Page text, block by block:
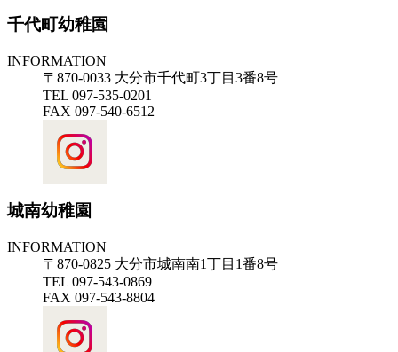
千代町幼稚園
INFORMATION
〒870-0033 大分市千代町3丁目3番8号
TEL 097-535-0201
FAX 097-540-6512
城南幼稚園
INFORMATION
〒870-0825 大分市城南南1丁目1番8号
TEL 097-543-0869
FAX 097-543-8804